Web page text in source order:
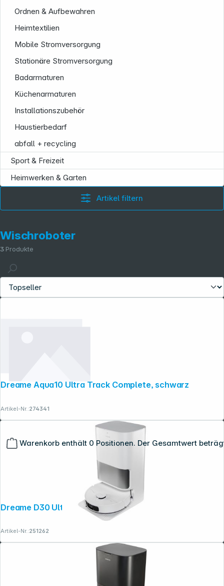
Warenkorb enthält 0 Positionen. Der Gesamtwert
Ordnen & Aufbewahren
Heimtextilien
Mobile Stromversorgung
Stationäre Stromversorgung
Badarmaturen
Küchenarmaturen
Installationszubehör
Haustierbedarf
abfall + recycling
Sport & Freizeit
Heimwerken & Garten
Artikel filtern
Wischroboter
3 Produkte
Dreame Aqua10 Ultra Track Complete, schwarz
Artikel-Nr.:274341
Dreame D30 Ultra
Artikel-Nr.:251262
Copyright © 2001 - 2026 dexxIT. Alle Rechte vorbehalten.